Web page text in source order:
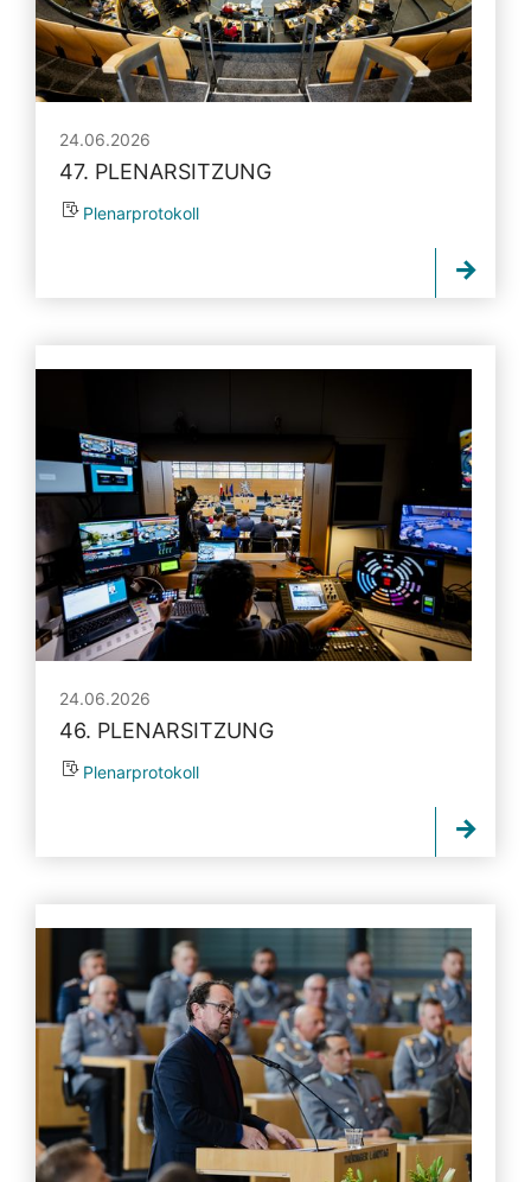
24.06.2026
47. PLENARSITZUNG
Plenarprotokoll
24.06.2026
46. PLENARSITZUNG
Plenarprotokoll